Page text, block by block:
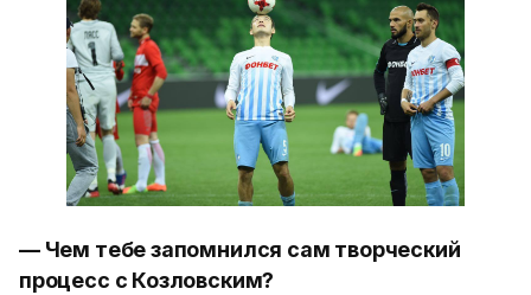
— Чем тебе запомнился сам творческий
процесс с Козловским?